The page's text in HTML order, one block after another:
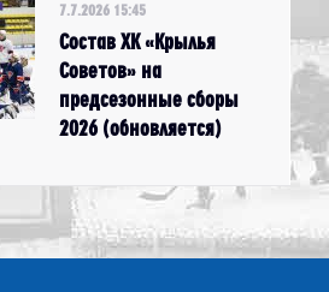
7.7.2026 15:45
Состав ХК «Крылья
Советов» на
предсезонные сборы
2026 (обновляется)